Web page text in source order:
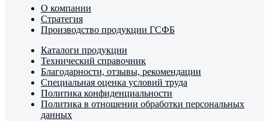
О компании
Стратегия
Производство продукции ГСФБ
Каталоги продукции
Технический справочник
Благодарности, отзывы, рекомендации
Специальная оценка условий труда
Политика конфиденциальности
Политика в отношении обработки персональных
данных